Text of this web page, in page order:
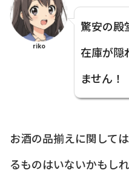
riko
驚安の殿
在庫が隠
ません！
お酒の品揃えに関しては
るものはいないかもしれ